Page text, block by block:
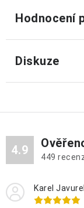
Hodnocení
Diskuze
4.9 449
Karel